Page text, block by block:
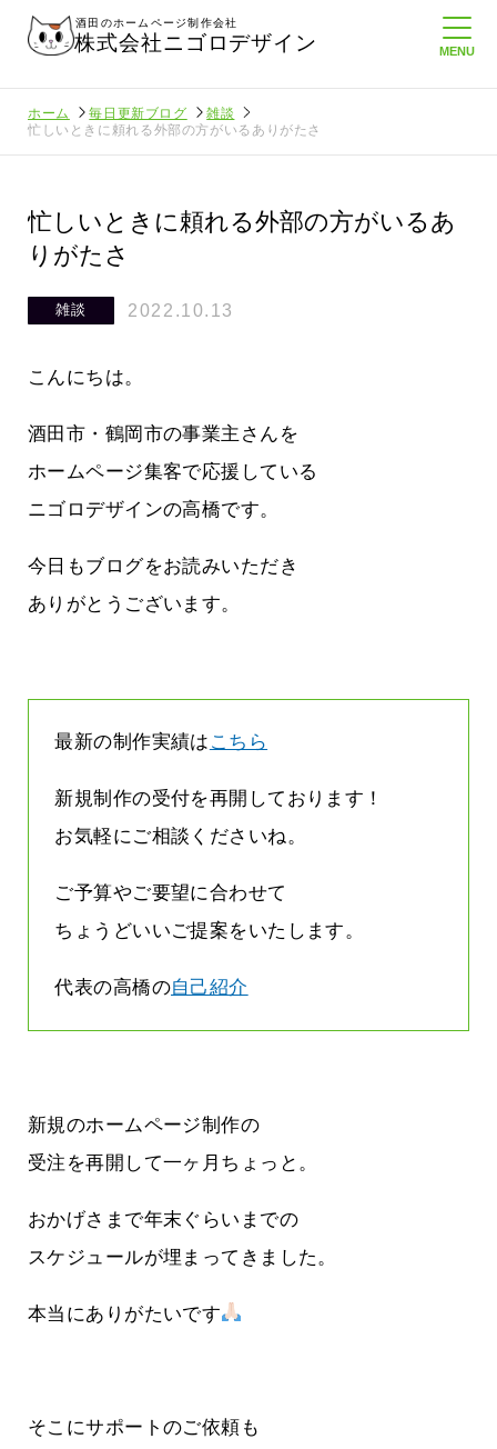
酒田のホームページ制作会社
株式会社ニゴロデザイン
ホーム 毎日更新ブログ
雑談
忙しいときに頼れる外部の方がいるありがたさ
忙しいときに頼れる外部の方がいるあ
りがたさ
雑談 2022.10.13
こんにちは。
酒田市・鶴岡市の事業主さんを
ホームページ集客で応援している
ニゴロデザインの高橋です。
今日もブログをお読みいただき
ありがとうございます。
最新の制作実績は こちら
新規制作の受付を再開しております！
お気軽にご相談くださいね。
ご予算やご要望に合わせて
ちょうどいいご提案をいたします。
代表の高橋の自己紹介
新規のホームページ制作の
受注を再開して一ヶ月ちょっと。
おかげさまで年末ぐらいまでの
スケジュールが埋まってきました。
本当にありがたいです
そこにサポートのご依頼も
てたより利
しまって
酒田商工会議所さんへニゴロ通信を持
って行くときって8～9割方雨なんです
よね